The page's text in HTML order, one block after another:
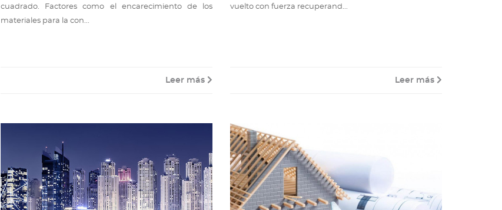
cuadrado. Factores como el encarecimiento de los
materiales para la con...
Leer más
vuelto con fuerza recuperand...
Leer más